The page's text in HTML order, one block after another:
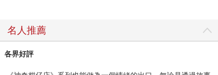
名人推薦
各界好評